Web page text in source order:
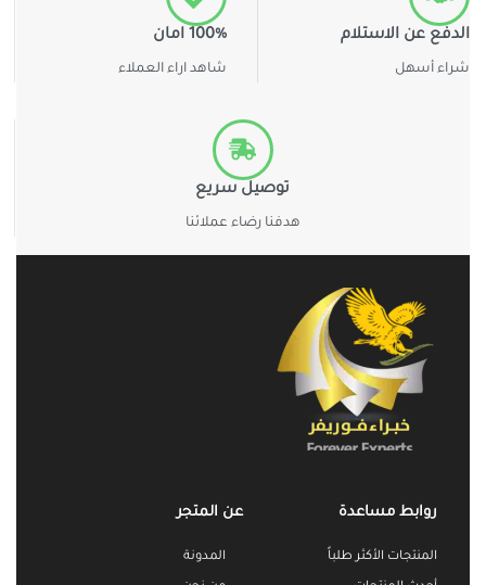
الدفع عن الاستلام
شراء أسهل
100% امان
شاهد اراء العملاء
توصيل سريع
هدفنا رضاء عملائنا
روابط مساعدة
المنتجات الأكثر طلباً
عن المتجر
المدونة